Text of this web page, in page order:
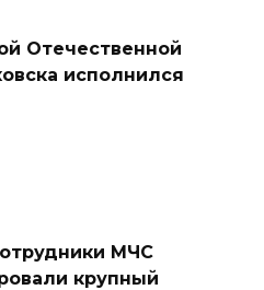
Отечественной
исполнился
МЧС
крупный